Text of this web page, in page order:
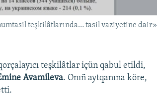
teşkilâtlarında… tasil vaziyetine dair»
teşkilâtlar içün qabul etildi,
Avamileva. Onıñ aytqanına köre,